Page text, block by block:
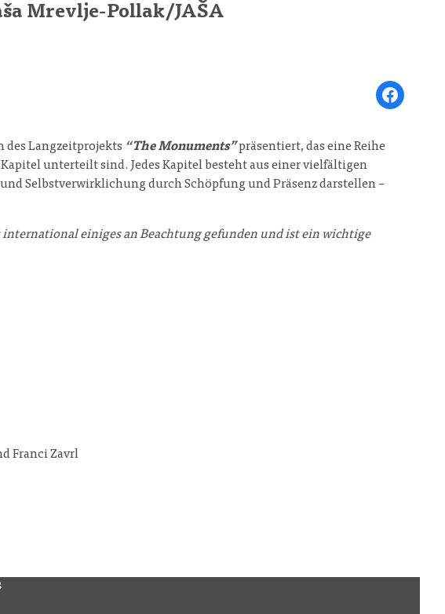
Mrevlje-Pollak/JAŠA
Share on
des Langzeitprojekts “The Monuments”präsentiert, das eine Reihe
unterteilt sind. Jedes Kapitel besteht aus einer vielfältigen
Selbstverwirklichung durch Schöpfung und Präsenz darstellen –
einiges an Beachtung gefunden und ist ein wichtige
Franci Zavrl